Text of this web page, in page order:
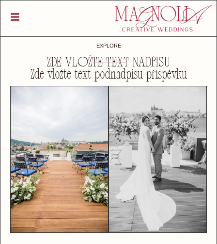
EXPLORE
ZDE VLOŽTE TEXT NADPISU
Zde vložte text podnadpisu příspěvku